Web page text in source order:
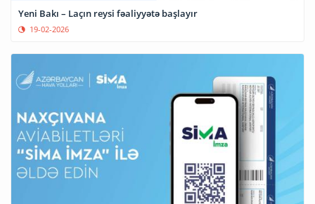
Yeni Bakı – Laçın reysi fəaliyyətə başlayır
19-02-2026